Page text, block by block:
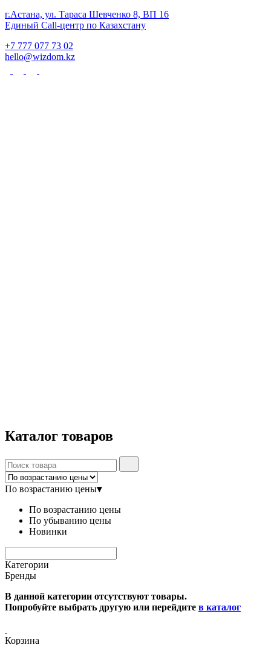
г.Астана, ул. Тараса Шевченко 8, ВП 16
Единый Call-центр по Казахстану
+7 777 077 73 02
hello@wizdom.kz
Каталог товаров
По возрастанию цены▾
По возрастанию цены
По убыванию цены
Новинки
Категории
Бренды
В данной категории отсутствуют товары.
Попробуйте выбрать другую или перейдите в каталог
Корзина